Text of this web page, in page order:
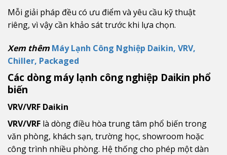
Mỗi giải pháp đều có ưu điểm và yêu cầu kỹ thuật
riêng, vì vậy cần khảo sát trước khi lựa chọn.
Xem thêm Máy Lạnh Công Nghiệp Daikin, VRV,
Chiller, Packaged
Các dòng máy lạnh công nghiệp Daikin phổ
biến
VRV/VRF Daikin
VRV/VRF là dòng điều hòa trung tâm phổ biến trong
văn phòng, khách sạn, trường học, showroom hoặc
công trình nhiều phòng. Hệ thống cho phép một dàn